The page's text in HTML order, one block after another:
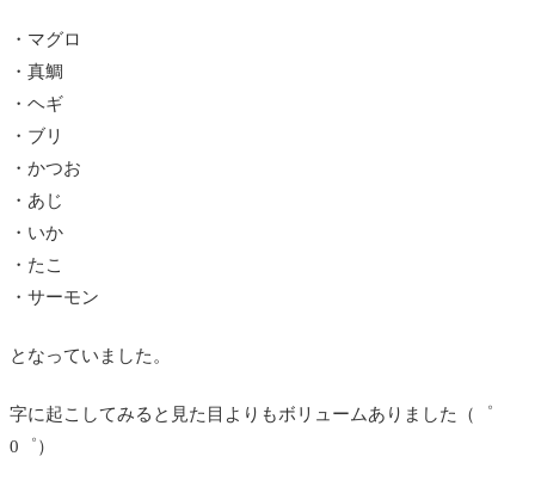
・マグロ
・真鯛
・ヘギ
・ブリ
・かつお
・あじ
・いか
・たこ
・サーモン
となっていました。
字に起こしてみると見た目よりもボリュームありました（゜
0゜）